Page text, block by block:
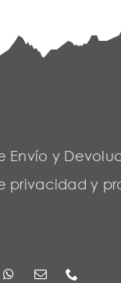
Envío y
privacidad y